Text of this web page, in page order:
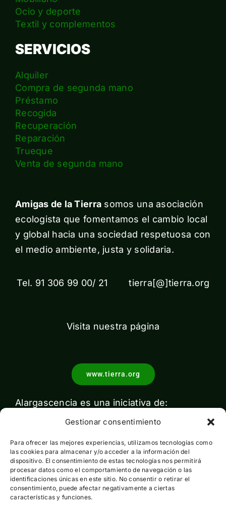
Gestionar consentimiento
Para ofrecer las mejores experiencias, utilizamos tecnologías como
las cookies para almacenar y/o acceder a la información del
dispositivo. El consentimiento de estas tecnologías nos permitirá
procesar datos como el comportamiento de navegación o las
identificaciones únicas en este sitio. No consentir o retirar el
consentimiento, puede afectar negativamente a ciertas
características y funciones.
Ocio y deporte
Textil y complementos
SERVICIOS
Alquiler
Compra de segunda mano
Préstamo
Recogida
Recuperación
Reparación
Trueque
Venta de segunda mano
Amigas de la Tierra somos una asociación
ecologista que fomentamos el cambio local
y global hacia una sociedad respetuosa con
el medio ambiente, justa y solidaria.
Tel. 91 306 99 00/ 21 tierra[@]tierra.org
Visita nuestra página
www.tierra.org
Alargascencia es una iniciativa de:
Con el apoyo de: